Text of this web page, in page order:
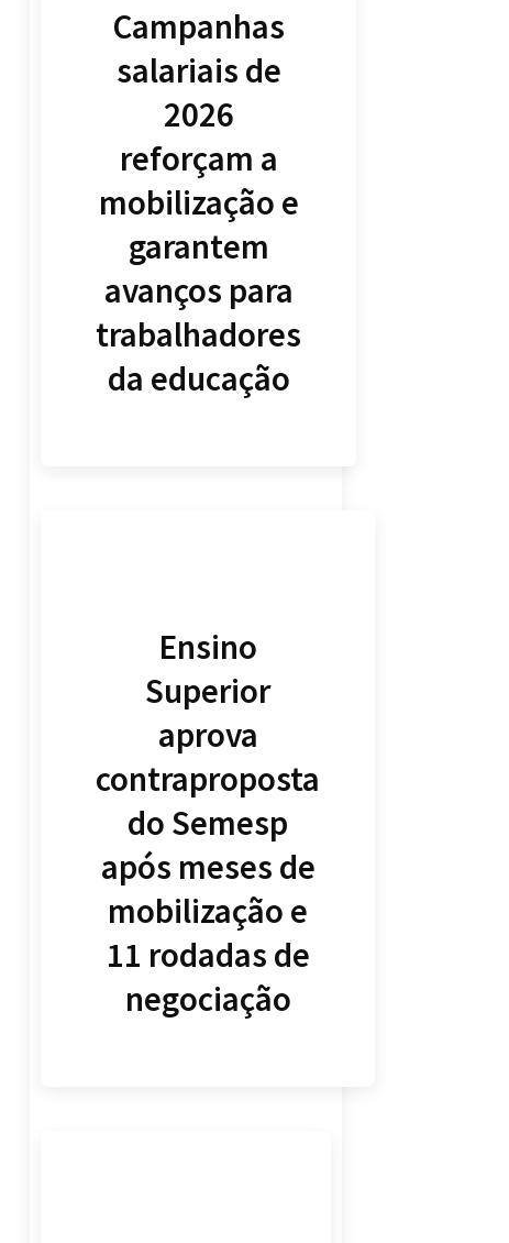
Campanhas
salariais de
2026
reforçam a
mobilização e
garantem
avanços para
trabalhadores
da educação
Ensino
Superior
aprova
contraproposta
do Semesp
após meses de
mobilização e
11 rodadas de
negociação